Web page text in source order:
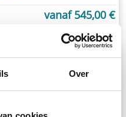
Over
vanaf545,00 €